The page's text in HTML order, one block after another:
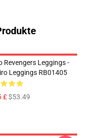
Revengers Leggings -
Leggings RB01405
£$53.49